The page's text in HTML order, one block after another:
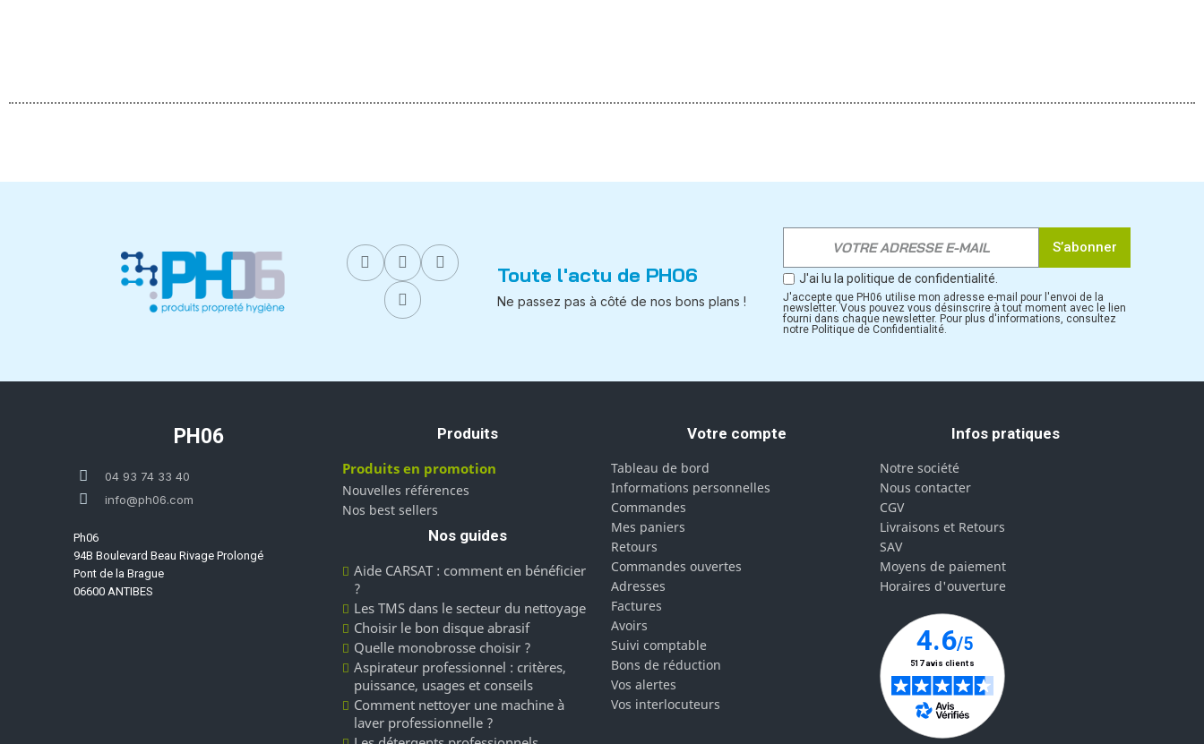
Toute l'actu de PH06
Ne passez pas à côté de nos bons plans !
S’abonner
J'ai lu la politique de confidentialité.
J'accepte que PH06 utilise mon adresse e-mail pour l'envoi de la
newsletter. Vous pouvez vous désinscrire à tout moment avec le lien
fourni dans chaque newsletter. Pour plus d'informations, consultez
notre Politique de Confidentialité.
PH06
04 93 74 33 40
info@ph06.com
Ph06
94B Boulevard Beau Rivage Prolongé
Pont de la Brague
06600 ANTIBES
Produits
Produits en promotion
Nouvelles références
Nos best sellers
Nos guides
Aide CARSAT : comment en bénéficier
?
Les TMS dans le secteur du nettoyage
Choisir le bon disque abrasif
Quelle monobrosse choisir ?
Aspirateur professionnel : critères,
puissance, usages et conseils
Comment nettoyer une machine à
laver professionnelle ?
Votre compte
Tableau de bord
Informations personnelles
Commandes
Mes paniers
Retours
Commandes ouvertes
Adresses
Factures
Avoirs
Suivi comptable
Bons de réduction
Vos alertes
Vos interlocuteurs
Infos pratiques
Notre société
Nous contacter
CGV
Livraisons et Retours
SAV
Moyens de paiement
Horaires d'ouverture